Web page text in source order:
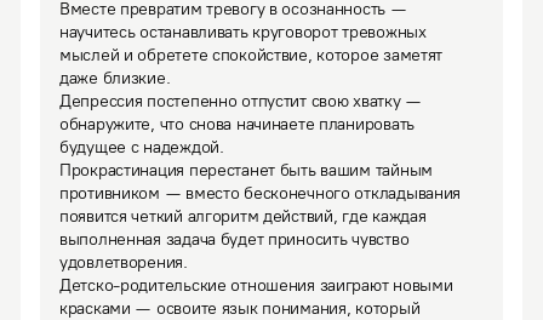
Вместе превратим тревогу в осознанность —
научитесь останавливать круговорот тревожных
мыслей и обретете спокойствие, которое заметят
даже близкие.
Депрессия постепенно отпустит свою хватку —
обнаружите, что снова начинаете планировать
будущее с надеждой.
Прокрастинация перестанет быть вашим тайным
противником — вместо бесконечного откладывания
появится четкий алгоритм действий, где каждая
выполненная задача будет приносить чувство
удовлетворения.
Детско-родительские отношения заиграют новыми
красками — освоите язык понимания, который